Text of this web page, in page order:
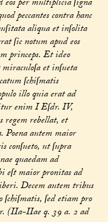
per multiplicia ſigna
peccantes contra hanc
aliqua et inſolita
ſic notum apud eos
princeps. Et ideo
et inſueta
ſchiſmatis
illo quia erat ad
enim I Eſdr. IV,
rebellat, et
Poena autem maior
conſueto, ut ſupra
quaedam ad
eſt maior pronitas ad
Decem autem tribus
ſed etiam pro
(IIa-IIae q. 39 a. 2 ad